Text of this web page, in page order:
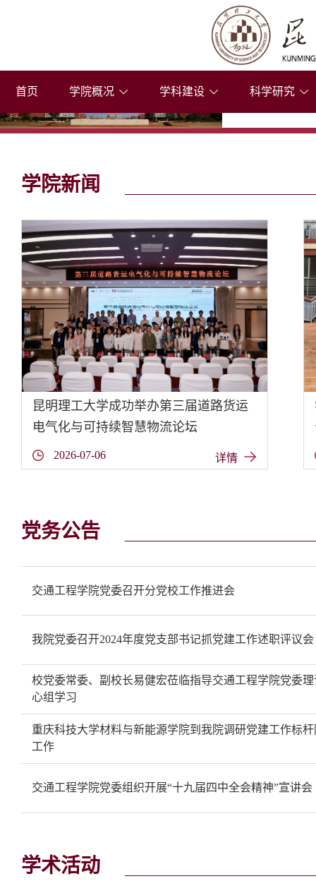
首页 学院概况 学科建设 科学研究
学院新闻
昆明理工大学成功举办第三届道路货运
电气化与可持续智慧物流论坛
2026-07-06 详情
党务公告
交通工程学院党委召开分党校工作推进会
我院党委召开2024年度党支部书记抓党建工作述职评议会
校党委常委、副校长易健宏莅临指导交通工程学院党委
心组学习
重庆科技大学材料与新能源学院到我院调研党建工作标
工作
交通工程学院党委组织开展“十九届四中全会精神”宣讲会
学术活动